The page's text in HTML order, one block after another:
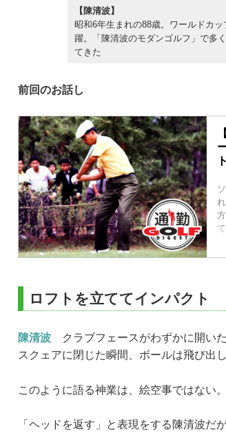
【陳清波】
昭和6年生まれの88歳。ワールドカ
躍。「陳清波のモダンゴルフ」で多
てきた
前回のお話し
ロフトを立ててインパクト
陳清波 クラブフェースがわずかに開い
スクェアに閉じた瞬間、ボールは飛び出し
このように語る神業は、絵空事ではない
「ヘッドを返す」と表現をする陳清波だ